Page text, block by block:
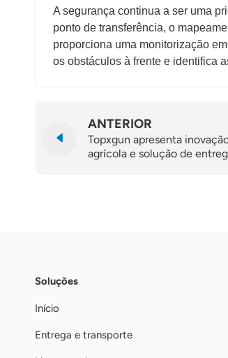
A segurança continua a ser uma
ponto de transferência, o
proporciona uma monitorização
os obstáculos à frente e identifica
ANTERIOR
Topxgun apresenta
agrícola e solução de
Soluções
Início
Entrega e transporte